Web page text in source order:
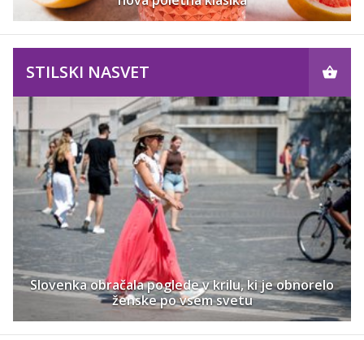
STILSKI NASVET
Slovenka obračala poglede v krilu, ki je obnorelo
ženske po vsem svetu